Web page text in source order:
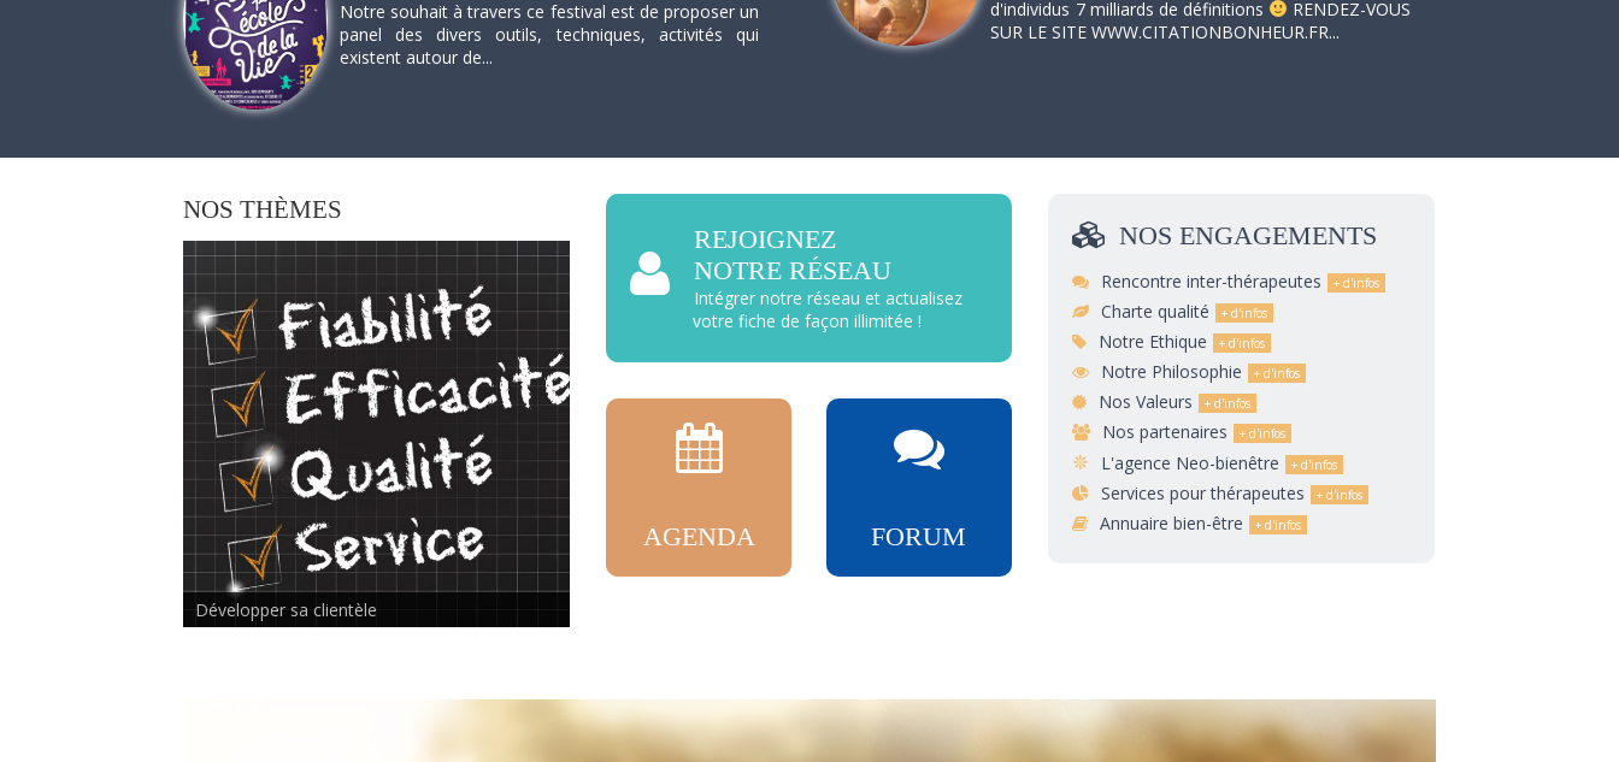
Notre souhait à travers ce festival est de proposer un
panel des divers outils, techniques, activités qui
existent autour de...
d'individus 7 milliards de définitions
RENDEZ-VOUS
SUR LE SITE WWW.CITATIONBONHEUR.FR...
NOS THÈMES
Rencontre inter-thérapeutes
REJOIGNEZ
NOTRE RÉSEAU
Intégrer notre réseau et actualisez
votre fiche de façon illimitée !
AGENDA FORUM
NOS ENGAGEMENTS
Rencontre inter-thérapeutes
Charte qualité
Notre Ethique
Notre Philosophie
Nos Valeurs
Nos partenaires
L'agence Neo-bienêtre
Services pour thérapeutes
Annuaire bien-être